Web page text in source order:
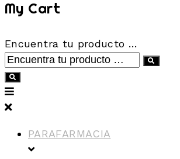
My Cart
Encuentra tu producto …
PARAFARMACIA